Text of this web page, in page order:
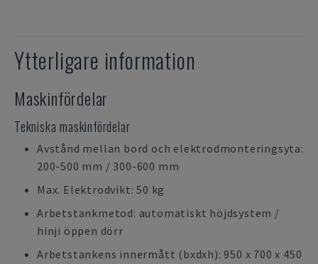
Ytterligare information
Maskinfördelar
Tekniska maskinfördelar
Avstånd mellan bord och elektrodmonteringsyta:
200-500 mm / 300-600 mm
Max. Elektrodvikt: 50 kg
Arbetstankmetod: automatiskt höjdsystem /
hinji öppen dörr
Arbetstankens innermått (bxdxh): 950 x 700 x 450